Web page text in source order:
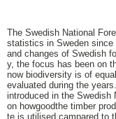
The Swedish National
statistics in Sweden
and changes of Swedish
y, the focus has been on
now biodiversity is of
evaluated during the
introduced in the Swedish
on howgoodthe timber
te is utilised campared to